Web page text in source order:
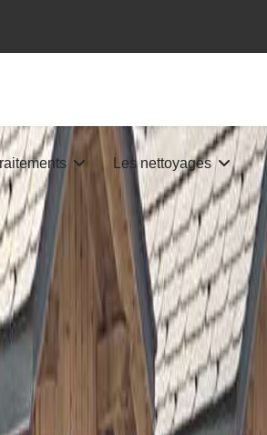
Les nettoyages